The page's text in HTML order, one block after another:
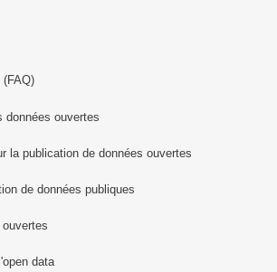
données ouvertes
la publication de données ouvertes
de données publiques
data